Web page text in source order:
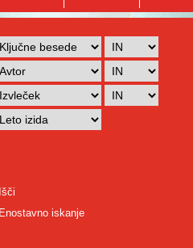
Išči
Enostavno iskanje